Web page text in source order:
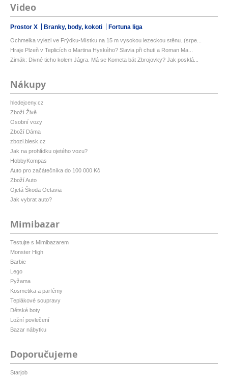
Video
Prostor X Branky, body, kokoti Fortuna liga
Ochmelka vylezl ve Frýdku-Místku na 15 m vysokou lezeckou stěnu. (srpe...
Hraje Plzeň v Teplicích o Martina Hyského? Slavia při chuti a Roman Ma...
Zimák: Divné ticho kolem Jágra. Má se Kometa bát Zbrojovky? Jak posklá...
Nákupy
hledejceny.cz
Zboží Živě
Osobní vozy
Zboží Dáma
zbozi.blesk.cz
Jak na prohlídku ojetého vozu?
HobbyKompas
Auto pro začátečníka do 100 000 Kč
Zboží Auto
Ojetá Škoda Octavia
Jak vybrat auto?
Mimibazar
Testujte s Mimibazarem
Monster High
Barbie
Lego
Pyžama
Kosmetika a parfémy
Teplákové soupravy
Dětské boty
Ložní povlečení
Bazar nábytku
Doporučujeme
Starjob